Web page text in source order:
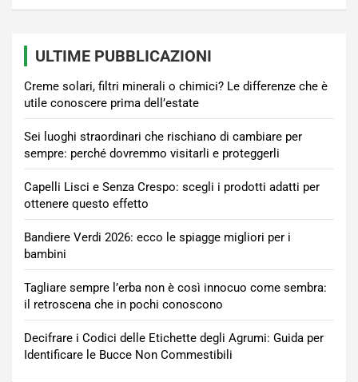
ULTIME PUBBLICAZIONI
Creme solari, filtri minerali o chimici? Le differenze che è
utile conoscere prima dell’estate
Sei luoghi straordinari che rischiano di cambiare per
sempre: perché dovremmo visitarli e proteggerli
Capelli Lisci e Senza Crespo: scegli i prodotti adatti per
ottenere questo effetto
Bandiere Verdi 2026: ecco le spiagge migliori per i
bambini
Tagliare sempre l’erba non è così innocuo come sembra:
il retroscena che in pochi conoscono
Decifrare i Codici delle Etichette degli Agrumi: Guida per
Identificare le Bucce Non Commestibili